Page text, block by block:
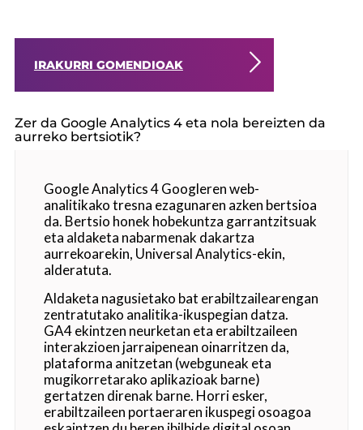
IRAKURRI GOMENDIOAK
Zer da Google Analytics 4 eta nola bereizten da
aurreko bertsiotik?
Google Analytics 4 Googleren web-
analitikako tresna ezagunaren azken bertsioa
da. Bertsio honek hobekuntza garrantzitsuak
eta aldaketa nabarmenak dakartza
aurrekoarekin, Universal Analytics-ekin,
alderatuta.
Aldaketa nagusietako bat erabiltzailearengan
zentratutako analitika-ikuspegian datza.
GA4 ekintzen neurketan eta erabiltzaileen
interakzioen jarraipenean oinarritzen da,
plataforma anitzetan (webguneak eta
mugikorretarako aplikazioak barne)
gertatzen direnak barne. Horri esker,
erabiltzaileen portaeraren ikuspegi osoagoa